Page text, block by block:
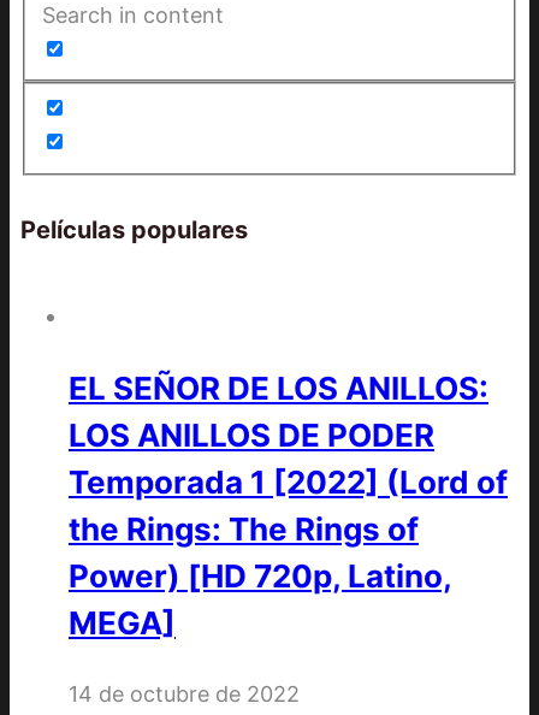
Search in content
Películas populares
EL SEÑOR DE LOS ANILLOS:
LOS ANILLOS DE PODER
Temporada 1 [2022] (Lord of
the Rings: The Rings of
Power) [HD 720p, Latino,
MEGA]
14 de octubre de 2022